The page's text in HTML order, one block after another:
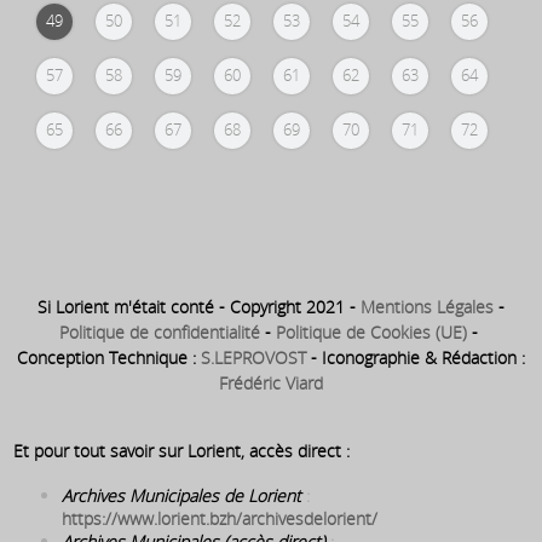
49 50 51 52 53 54 55 56
57 58 59 60 61 62 63 64
65 66 67 68 69 70 71 72
Si Lorient m'était conté - Copyright 2021 - Mentions Légales -
Politique de confidentialité - Politique de Cookies (UE) -
Conception Technique : S.LEPROVOST- Iconographie & Rédaction :
Frédéric Viard
Et pour tout savoir sur Lorient, accès direct :
Archives Municipales de Lorient
https://www.lorient.bzh/archivesdelorient/